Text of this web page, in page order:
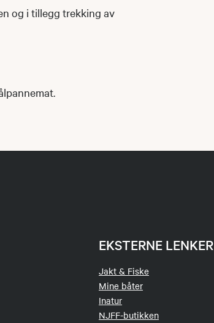
og i tillegg trekking av
EKSTERNE LENKER
Jakt & Fiske
Mine båter
Inatur
NJFF-butikken